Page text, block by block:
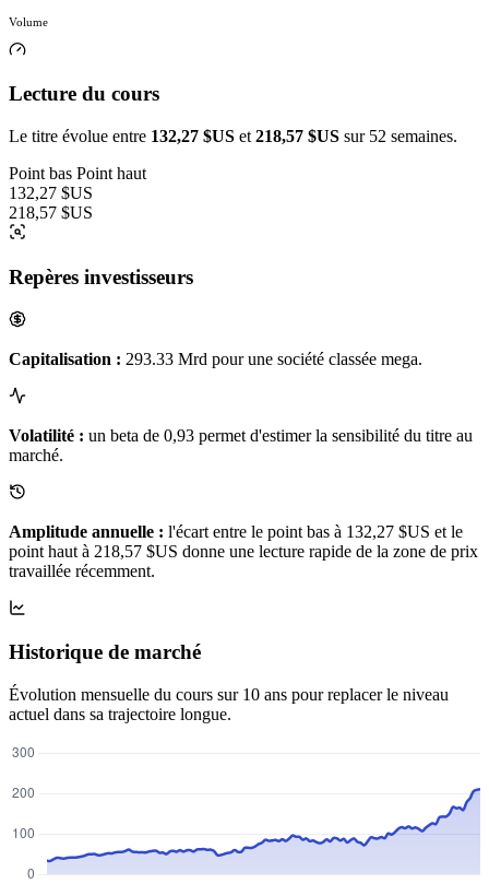
Volume
Lecture du cours
Le titre évolue entre 132,27 $US et 218,57 $US sur 52 semaines.
Point bas Point haut
132,27 $US
218,57 $US
Repères investisseurs
Capitalisation : 293.33 Mrd pour une société classée mega.
Volatilité : un beta de 0,93 permet d'estimer la sensibilité du titre au
marché.
Amplitude annuelle : l'écart entre le point bas à 132,27 $US et le
point haut à 218,57 $US donne une lecture rapide de la zone de prix
travaillée récemment.
Historique de marché
Évolution mensuelle du cours sur 10 ans pour replacer le niveau
actuel dans sa trajectoire longue.